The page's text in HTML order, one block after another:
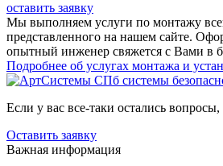
оставить заявку
Мы выполняем услуги по монтажу
представленного на нашем сайте.
опытный инженер свяжется с Вами в
Подробнее об услугах монтажа и
Если у вас все-таки остались вопросы,
Оставить заявку
Важная информация